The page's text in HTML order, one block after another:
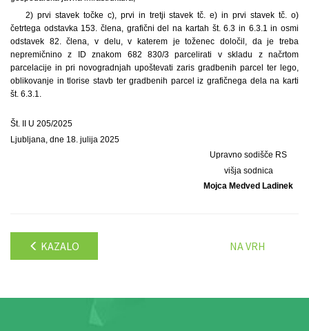
2) prvi stavek točke c), prvi in tretji stavek tč. e) in prvi stavek tč. o)
četrtega odstavka 153. člena, grafični del na kartah št. 6.3 in 6.3.1 in osmi
odstavek 82. člena, v delu, v katerem je toženec določil, da je treba
nepremičnino z ID znakom 682 830/3 parcelirati v skladu z načrtom
parcelacije in pri novogradnjah upoštevati zaris gradbenih parcel ter lego,
oblikovanje in tlorise stavb ter gradbenih parcel iz grafičnega dela na karti
št. 6.3.1.
Št. II U 205/2025
Ljubljana, dne 18. julija 2025
Upravno sodišče RS
višja sodnica
Mojca Medved Ladinek
KAZALO NA VRH